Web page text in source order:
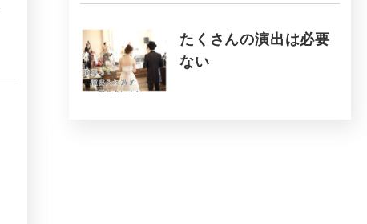
たくさんの演出は必要
ない